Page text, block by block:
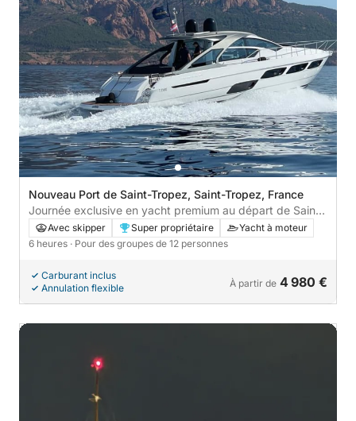
Nouveau Port de Saint-Tropez, Saint-Tropez, France
Journée exclusive en yacht premium au départ de Saint-
Tropez | ALL INCLUSIVE
Avec skipper Super propriétaire
Yacht à moteur
6 heures · Pour des groupes de 12 personnes
Carburant inclus
Annulation flexible
À partir de 4 980 €